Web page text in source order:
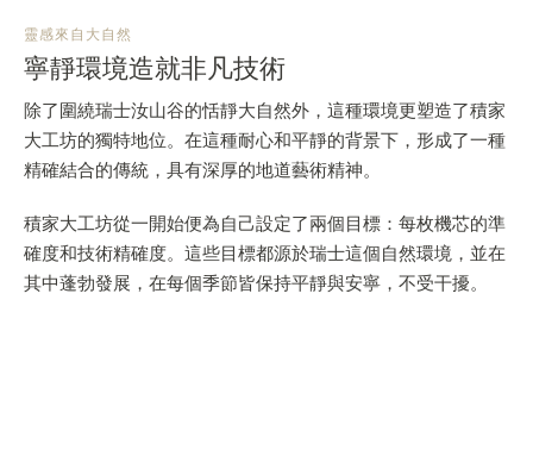
靈感來自大自然
寧靜環境造就非凡技術
除了圍繞瑞士汝山谷的恬靜大自然外，這種環境更塑造了積家
大工坊的獨特地位。在這種耐心和平靜的背景下，形成了一種
精確結合的傳統，具有深厚的地道藝術精神。
積家大工坊從一開始便為自己設定了兩個目標：每枚機芯的準
確度和技術精確度。這些目標都源於瑞士這個自然環境，並在
其中蓬勃發展，在每個季節皆保持平靜與安寧，不受干擾。